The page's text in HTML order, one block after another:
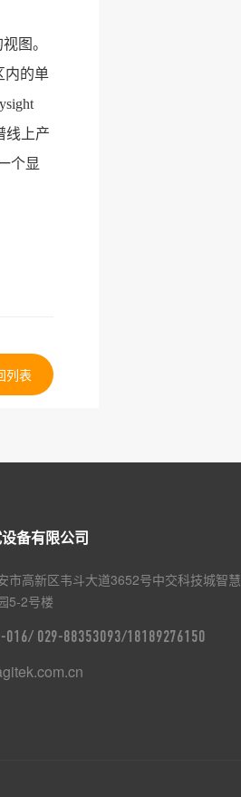
图。
内的单
线上产
个显
列表
备有限公司
市高新区韦斗大道3652号中交科技城智慧
5-2号楼
016/ 029-88353093/18189276150